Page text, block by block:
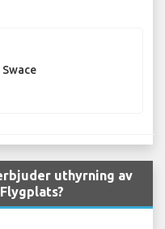
uthyrning av